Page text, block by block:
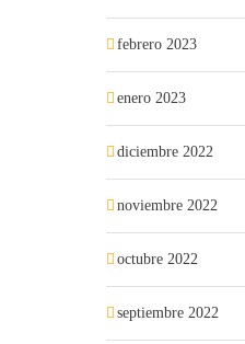
febrero 2023
enero 2023
diciembre 2022
noviembre 2022
octubre 2022
septiembre 2022